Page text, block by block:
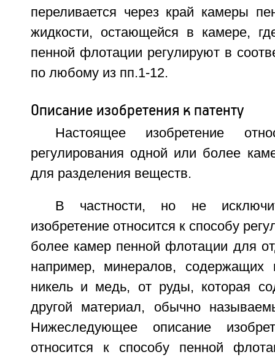
переливается через край камеры
жидкости, остающейся в камере,
пенной флотации регулируют в
по любому из пп.1-12.
Описание изобретения к патенту
Настоящее изобретение
регулирования одной или более
для разделения веществ.
В частности, но не
изобретение относится к способу
более камер пенной флотации для
например, минералов, содержащих
никель и медь, от руды, которая
другой материал, обычно
Нижеследующее описание
относится к способу пенной